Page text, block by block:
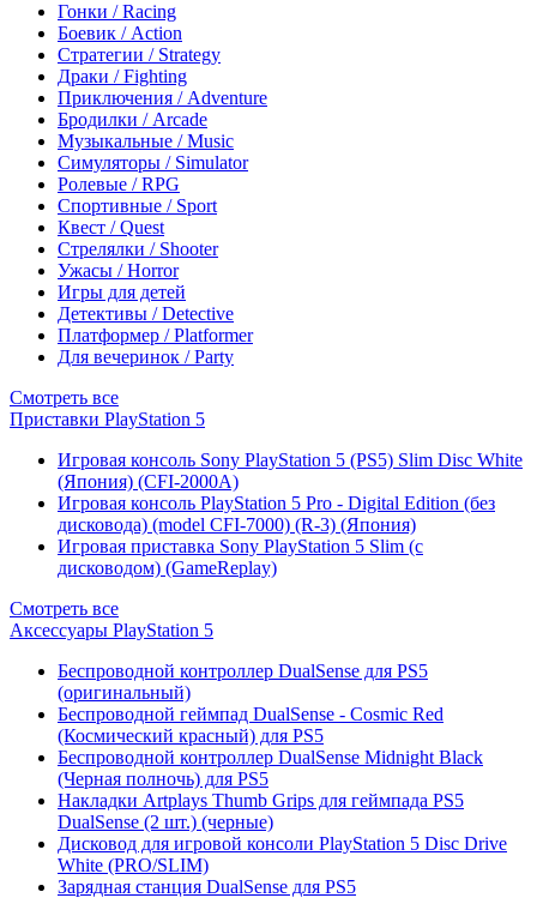
Гонки / Racing
Боевик / Action
Стратегии / Strategy
Драки / Fighting
Приключения / Adventure
Бродилки / Arcade
Музыкальные / Music
Симуляторы / Simulator
Ролевые / RPG
Спортивные / Sport
Квест / Quest
Стрелялки / Shooter
Ужасы / Horror
Игры для детей
Детективы / Detective
Платформер / Platformer
Для вечеринок / Party
Смотреть все
Приставки PlayStation 5
Игровая консоль Sony PlayStation 5 (PS5) Slim Disc White
(Япония) (CFI-2000A)
Игровая консоль PlayStation 5 Pro - Digital Edition (без
дисковода) (model CFI-7000) (R-3) (Япония)
Игровая приставка Sony PlayStation 5 Slim (с
дисководом) (GameReplay)
Смотреть все
Аксессуары PlayStation 5
Беспроводной контроллер DualSense для PS5
(оригинальный)
Беспроводной геймпад DualSense - Cosmic Red
(Космический красный) для PS5
Беспроводной контроллер DualSense Midnight Black
(Черная полночь) для PS5
Накладки Artplays Thumb Grips для геймпада PS5
DualSense (2 шт.) (черные)
Дисковод для игровой консоли PlayStation 5 Disc Drive
White (PRO/SLIM)
Зарядная станция DualSense для PS5